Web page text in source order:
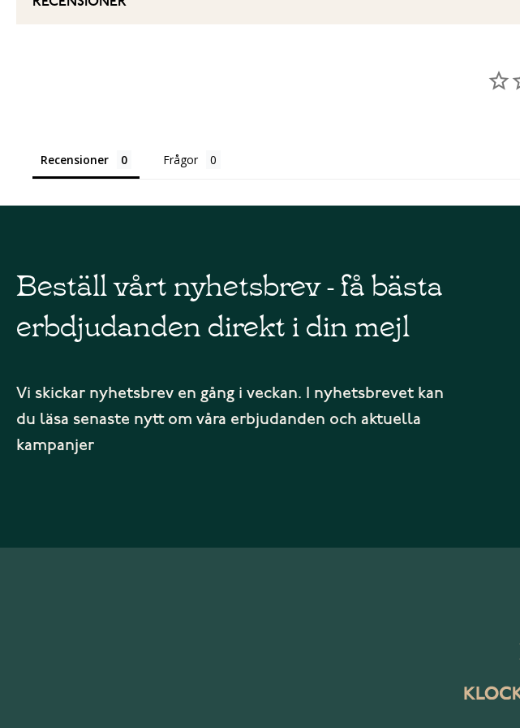
Recensioner Frågor
Beställ vårt nyhetsbrev - få bästa
erbdjudanden direkt i din mejl
Vi skickar nyhetsbrev en gång i veckan. I nyhetsbrevet kan
du läsa senaste nytt om våra erbjudanden och aktuella
kampanjer